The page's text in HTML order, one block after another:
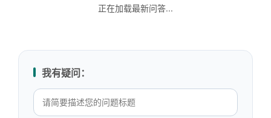
正在加载最新问答...
我有疑问：